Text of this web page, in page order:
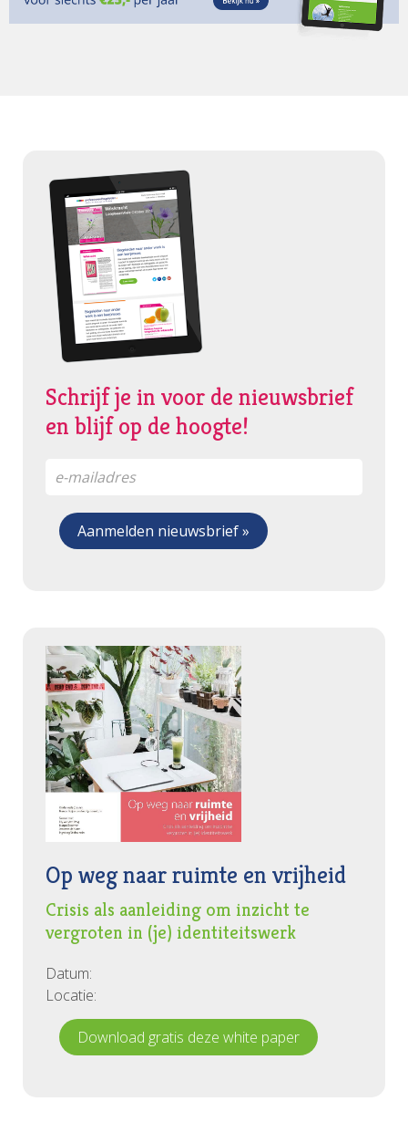
Schrijf je in voor de nieuwsbrief
en blijf op de hoogte!
Op weg naar ruimte en vrijheid
Crisis als aanleiding om inzicht te
vergroten in (je) identiteitswerk
Datum:
Locatie:
Download gratis deze white paper